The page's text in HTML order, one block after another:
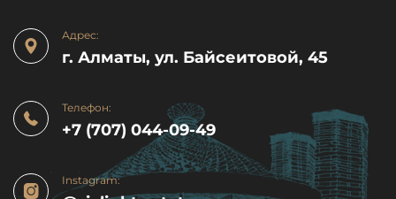
Адрес:
г. Алматы, ул. Байсеитовой, 45
Телефон:
+7 (707) 044-09-49
Instagram: